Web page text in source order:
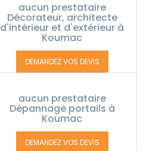
aucun prestataire
Décorateur, architecte
d'intérieur et d'extérieur à
Koumac
DEMANDEZ VOS DEVIS
aucun prestataire
Dépannage portails à
Koumac
DEMANDEZ VOS DEVIS